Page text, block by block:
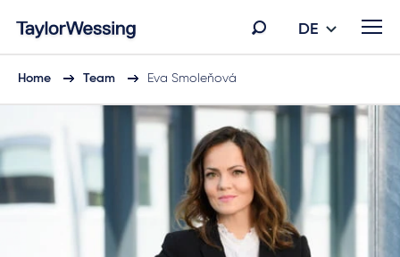
DE
Home Team Eva Smoleňová